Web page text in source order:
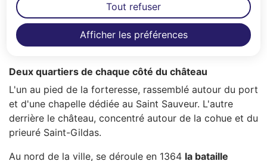
Afficher les préférences
Tout refuser
Sommaire
Deux quartiers de chaque côté du château
L'un au pied de la forteresse, rassemblé autour du port
et d'une chapelle dédiée au Saint Sauveur. L'autre
derrière le château, concentré autour de la cohue et du
prieuré Saint-Gildas.
Au nord de la ville, se déroule en 1364 la bataille